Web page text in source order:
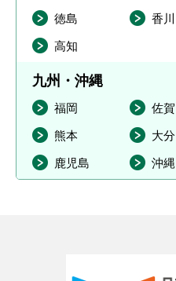
徳島 香川
高知
九州・沖縄
福岡 佐賀
熊本 大分
鹿児島 沖縄